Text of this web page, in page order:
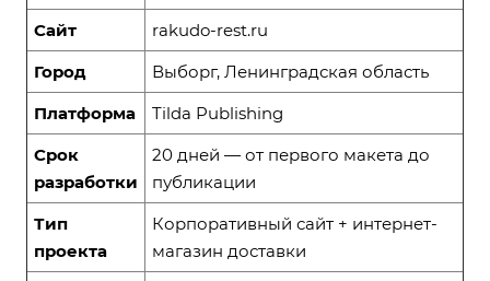
Сайт
rakudo-rest.ru
Город
Выборг, Ленинградская область
Платформа
Tilda Publishing
Срок
разработки
20 дней — от первого макета до
публикации
Тип
проекта
Корпоративный сайт + интернет-
магазин доставки